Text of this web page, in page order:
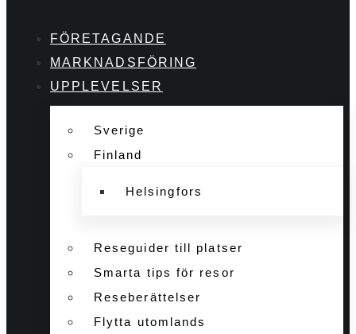
FÖRETAGANDE
MARKNADSFÖRING
UPPLEVELSER
Sverige
Finland
Helsingfors
Reseguider till platser
Smarta tips för resor
Reseberättelser
Flytta utomlands